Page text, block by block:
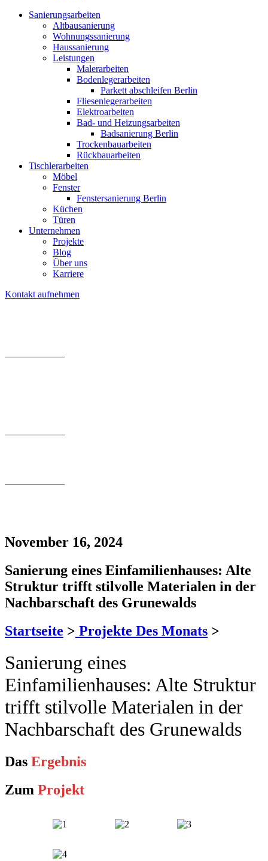
Sanierungsarbeiten
Altbausanierung
Wohnungssanierung
Haussanierung
Leistungen
Malerarbeiten
Bodenlegerarbeiten
Parkett abschleifen Berlin
Fliesenlegerarbeiten
Elektroarbeiten
Bad- und Heizungsarbeiten
Badsanierung Berlin
Trockenbauarbeiten
Rückbauarbeiten
Tischlerarbeiten
Möbel
Fenster
Fenstersanierung Berlin
Küchen
Türen
Unternehmen
Projekte
Blog
Über uns
Karriere
Kontakt aufnehmen
November 16, 2024
Sanierung eines Einfamilienhauses: Alte
Struktur trifft stilvolle Materialen in der
Nachbarschaft des Grunewalds
Startseite > Projekte Des Monats >
Sanierung eines
Einfamilienhauses: Alte Struktur
trifft stilvolle Materialen in der
Nachbarschaft des Grunewalds
Das Ergebnis
Zum Projekt